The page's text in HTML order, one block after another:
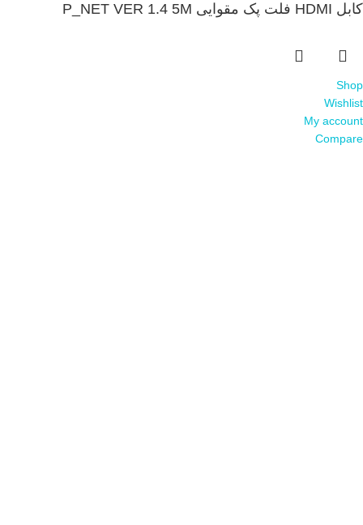
کابل HDMI فلت پک مقوایی P_NET VER 1.4 5M
Shop
Wishlist
My account
Compare